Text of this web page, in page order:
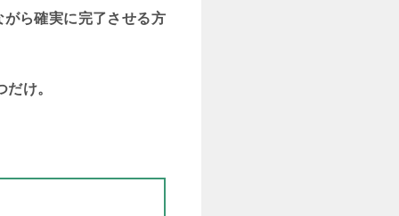
ら確実に完了させる方
け。